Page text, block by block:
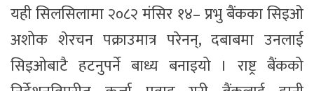
यही सिलसिलामा २०८२ मंसिर १४– प्रभु बैंकका सिइओ
अशोक शेरचन पक्राउमात्र परेनन्, दबाबमा उनलाई
सिइओबाटै हटनुपर्ने बाध्य बनाइयो । राष्ट्र बैंकको